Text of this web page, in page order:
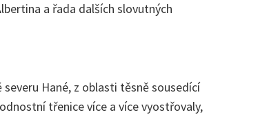
a řada dalších slovutných
Hané, z oblasti těsně sousedící
třenice více a více vyostřovaly,